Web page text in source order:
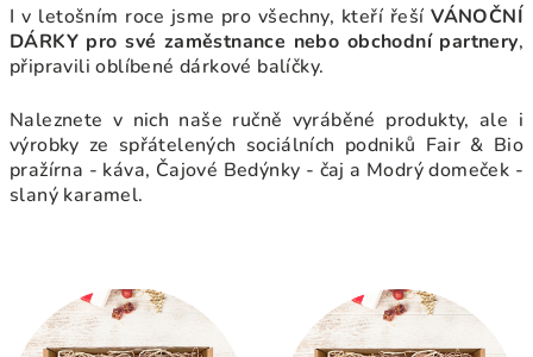
I v letošním roce jsme pro všechny, kteří řešíVÁNOČNÍ
DÁRKY pro své zaměstnance nebo obchodní partnery,
připravili oblíbené dárkové balíčky.
Naleznete v nich naše ručně vyráběné produkty, ale i
výrobky ze spřátelených sociálních podniků Fair & Bio
pražírna - káva, Čajové Bedýnky - čaj a Modrý domeček -
slaný karamel.